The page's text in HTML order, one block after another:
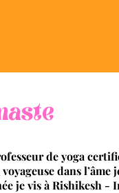
de yoga
dans l’âme
je vis à Rishikesh -